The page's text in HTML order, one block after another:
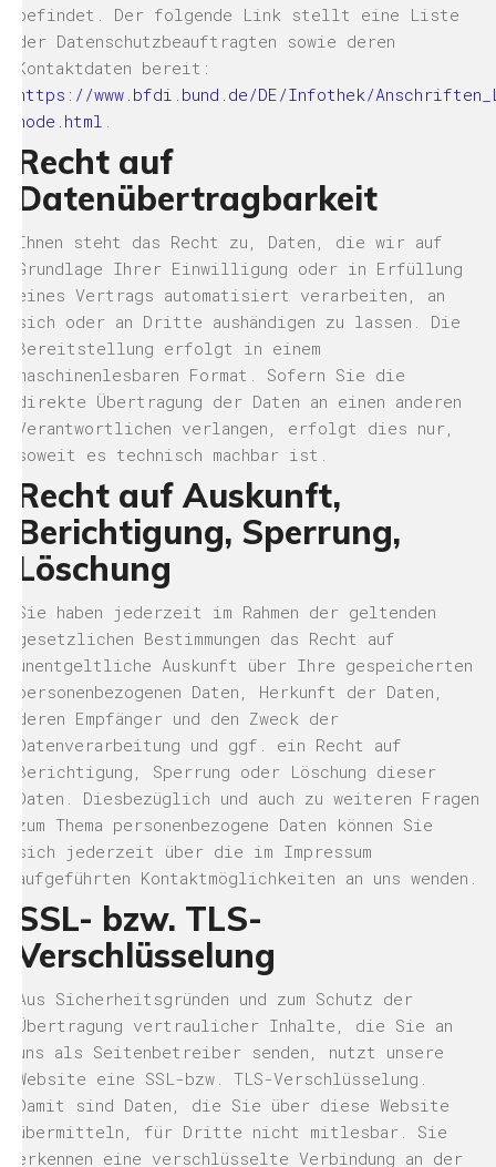
befindet. Der folgende Link stellt eine Liste
der Datenschutzbeauftragten sowie deren
Kontaktdaten bereit:
https://www.bfdi.bund.de/DE/Infothek/
node.html
Recht auf
Datenübertragbarkeit
Ihnen steht das Recht zu, Daten, die wir auf
Grundlage Ihrer Einwilligung oder in Erfüllung
eines Vertrags automatisiert verarbeiten, an
sich oder an Dritte aushändigen zu lassen. Die
Bereitstellung erfolgt in einem
maschinenlesbaren Format. Sofern Sie die
direkte Übertragung der Daten an einen anderen
Verantwortlichen verlangen, erfolgt dies nur,
soweit es technisch machbar ist.
Recht auf Auskunft,
Berichtigung, Sperrung,
Löschung
Sie haben jederzeit im Rahmen der geltenden
gesetzlichen Bestimmungen das Recht auf
unentgeltliche Auskunft über Ihre gespeicherten
personenbezogenen Daten, Herkunft der Daten,
deren Empfänger und den Zweck der
Datenverarbeitung und ggf. ein Recht auf
Berichtigung, Sperrung oder Löschung dieser
Daten. Diesbezüglich und auch zu weiteren Fragen
zum Thema personenbezogene Daten können Sie
sich jederzeit über die im Impressum
aufgeführten Kontaktmöglichkeiten an uns wenden.
SSL- bzw. TLS-
Verschlüsselung
Aus Sicherheitsgründen und zum Schutz der
Übertragung vertraulicher Inhalte, die Sie an
uns als Seitenbetreiber senden, nutzt unsere
Website eine SSL-bzw. TLS-Verschlüsselung.
Damit sind Daten, die Sie über diese Website
übermitteln, für Dritte nicht mitlesbar. Sie
erkennen eine verschlüsselte Verbindung an der